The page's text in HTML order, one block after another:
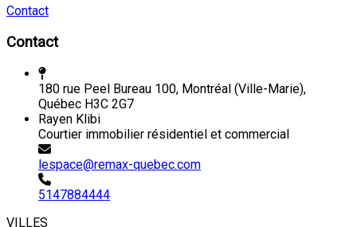
Contact
Contact
180 rue Peel Bureau 100, Montréal (Ville-Marie),
Québec H3C 2G7
Rayen Klibi
Courtier immobilier résidentiel et commercial
lespace@remax-quebec.com
5147884444
VILLES